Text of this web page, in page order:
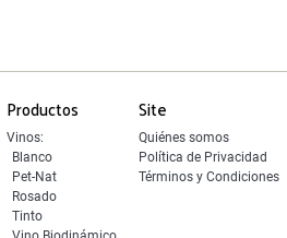
Productos
Vinos:
Blanco
Pet-Nat
Rosado
Tinto
Site
Quiénes somos
Política de Privacidad
Términos y Condiciones